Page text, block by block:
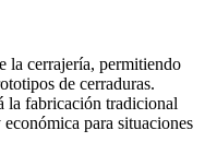
la cerrajería, permitiendo
de cerraduras.
la fabricación tradicional
para situaciones